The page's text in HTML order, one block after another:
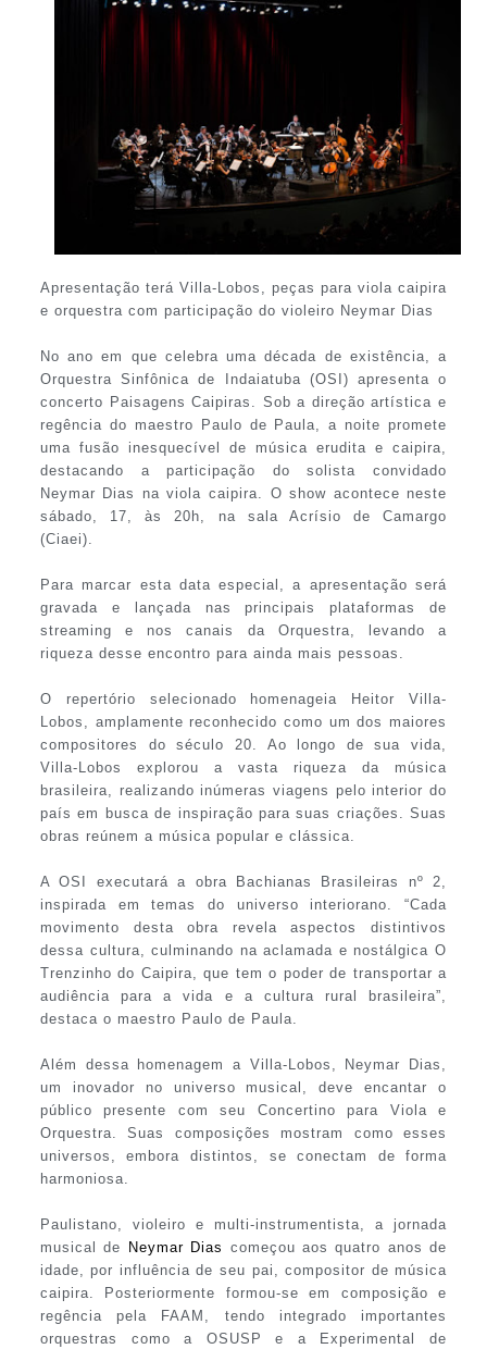
Apresentação terá Villa-Lobos, peças para viola caipira
e orquestra com participação do violeiro Neymar Dias
No ano em que celebra uma década de existência, a
Orquestra Sinfônica de Indaiatuba (OSI) apresenta o
concerto Paisagens Caipiras. Sob a direção artística e
regência do maestro Paulo de Paula, a noite promete
uma fusão inesquecível de música erudita e caipira,
destacando a participação do solista convidado
Neymar Dias na viola caipira. O show acontece neste
sábado, 17, às 20h, na sala Acrísio de Camargo
(Ciaei).
Para marcar esta data especial, a apresentação será
gravada e lançada nas principais plataformas de
streaming e nos canais da Orquestra, levando a
riqueza desse encontro para ainda mais pessoas.
O repertório selecionado homenageia Heitor Villa-
Lobos, amplamente reconhecido como um dos maiores
compositores do século 20. Ao longo de sua vida,
Villa-Lobos explorou a vasta riqueza da música
brasileira, realizando inúmeras viagens pelo interior do
país em busca de inspiração para suas criações. Suas
obras reúnem a música popular e clássica.
A OSI executará a obra Bachianas Brasileiras nº 2,
inspirada em temas do universo interiorano. “Cada
movimento desta obra revela aspectos distintivos
dessa cultura, culminando na aclamada e nostálgica O
Trenzinho do Caipira, que tem o poder de transportar a
audiência para a vida e a cultura rural brasileira”,
destaca o maestro Paulo de Paula.
Além dessa homenagem a Villa-Lobos, Neymar Dias,
um inovador no universo musical, deve encantar o
público presente com seu Concertino para Viola e
Orquestra. Suas composições mostram como esses
universos, embora distintos, se conectam de forma
harmoniosa.
Paulistano, violeiro e multi-instrumentista, a jornada
musical de
Neymar Dias começou aos quatro anos de
idade, por influência de seu pai, compositor de música
caipira. Posteriormente formou-se em composição e
regência pela FAAM, tendo integrado importantes
orquestras como a OSUSP e a Experimental de